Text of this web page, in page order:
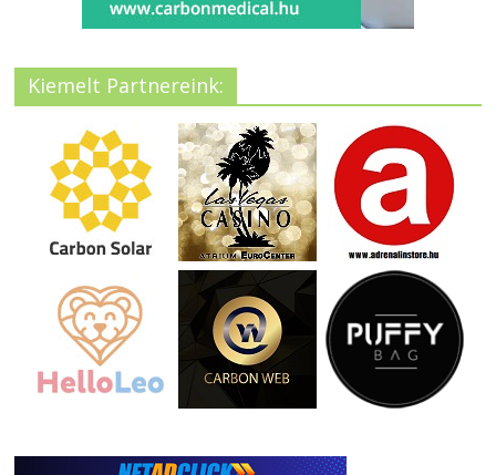
Kiemelt Partnereink: